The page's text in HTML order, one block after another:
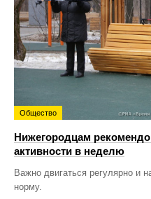
Общество
Нижегородцам
активности в неделю
Важно двигаться регулярно и
норму.